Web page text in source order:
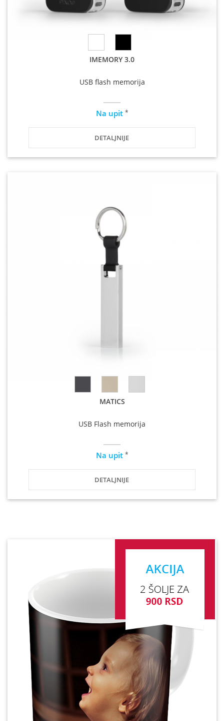
IMEMORY 3.0
USB flash memorija
Na upit *
DETALJNIJE
MATICS
USB Flash memorija
Na upit *
DETALJNIJE